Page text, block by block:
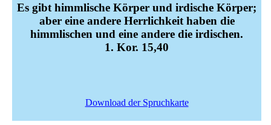
Es gibt himmlische Körper und irdische Körper;
aber eine andere Herrlichkeit haben die
himmlischen und eine andere die irdischen.
1. Kor. 15,40
Download der Spruchkarte